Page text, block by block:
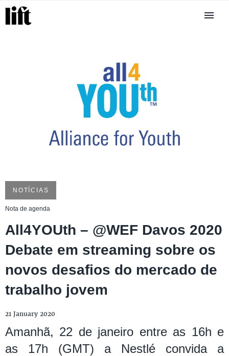
NOTÍCIAS
Nota de agenda
All4YOUth – @WEF Davos 2020
Debate em streaming sobre os
novos desafios do mercado de
trabalho jovem
21 January 2020
Amanhã, 22 de janeiro entre as 16h e
as 17h (GMT) a Nestlé convida a